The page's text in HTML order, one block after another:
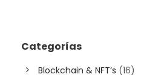
Categorías
Blockchain & NFT’s (16)